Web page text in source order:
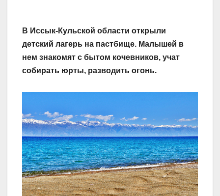
В Иссык-Кульской области открыли
детский лагерь на пастбище. Малышей в
нем знакомят с бытом кочевников, учат
собирать юрты, разводить огонь.